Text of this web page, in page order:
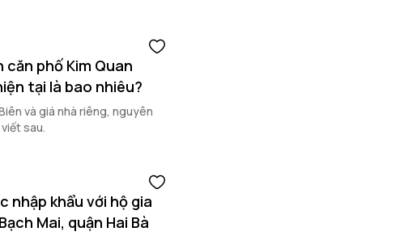
phố Kim Quan
tại là bao nhiêu?
và giá nhà riêng, nguyên
sau.
khẩu với hộ gia
Mai, quận Hai Bà